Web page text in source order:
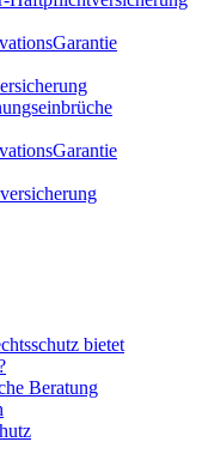
bietet
Beratung